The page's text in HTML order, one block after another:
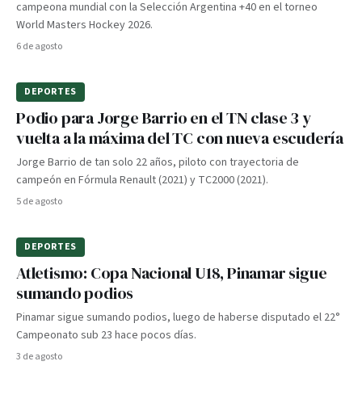
campeona mundial con la Selección Argentina +40 en el torneo
World Masters Hockey 2026.
6 de agosto
DEPORTES
Podio para Jorge Barrio en el TN clase 3 y
vuelta a la máxima del TC con nueva escudería
Jorge Barrio de tan solo 22 años, piloto con trayectoria de
campeón en Fórmula Renault (2021) y TC2000 (2021).
5 de agosto
DEPORTES
Atletismo: Copa Nacional U18, Pinamar sigue
sumando podios
Pinamar sigue sumando podios, luego de haberse disputado el 22°
Campeonato sub 23 hace pocos días.
3 de agosto